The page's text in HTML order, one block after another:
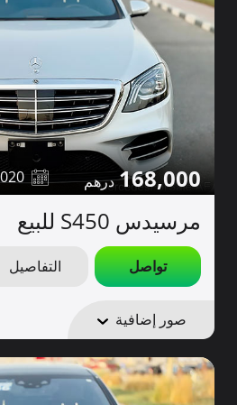
168,000
مرسيدس S450 للبيع
تواصل التفاصيل
صور إضافية